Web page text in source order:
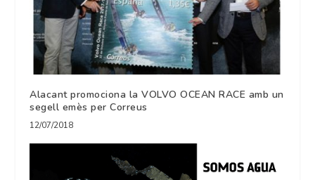
Alacant promociona la VOLVO OCEAN RACE amb un
segell emès per Correus
12/07/2018